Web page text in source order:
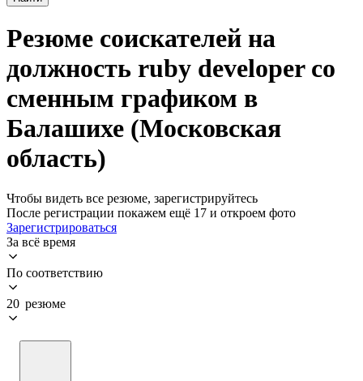
Резюме соискателей на
должность ruby developer со
сменным графиком в
Балашихе (Московская
область)
Чтобы видеть все резюме, зарегистрируйтесь
После регистрации покажем ещё 17 и откроем фото
Зарегистрироваться
За всё время
По соответствию
20 резюме